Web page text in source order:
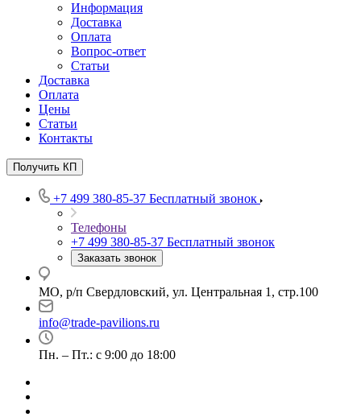
Информация
Доставка
Оплата
Вопрос-ответ
Статьи
Доставка
Оплата
Цены
Статьи
Контакты
Получить КП
+7 499 380-85-37 Бесплатный звонок
Телефоны
+7 499 380-85-37 Бесплатный звонок
Заказать звонок
МО, р/п Свердловский, ул. Центральная 1, стр.100
info@trade-pavilions.ru
Пн. – Пт.: с 9:00 до 18:00